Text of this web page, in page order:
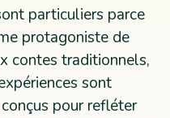
particuliers parce
protagoniste de
contes traditionnels,
sont
pour refléter